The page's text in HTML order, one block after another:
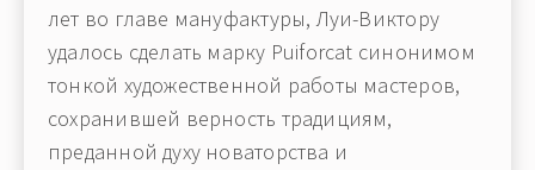
лет во главе мануфактуры, Луи-Виктору
удалось сделать марку Puiforcat синонимом
тонкой художественной работы мастеров,
сохранившей верность традициям,
преданной духу новаторства и